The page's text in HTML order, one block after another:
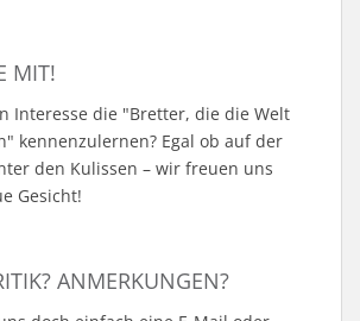
MIT!
Interesse die "Bretter, die die Welt
kennenzulernen? Egal ob auf der
den Kulissen – wir freuen uns
Gesicht!
ANMERKUNGEN?